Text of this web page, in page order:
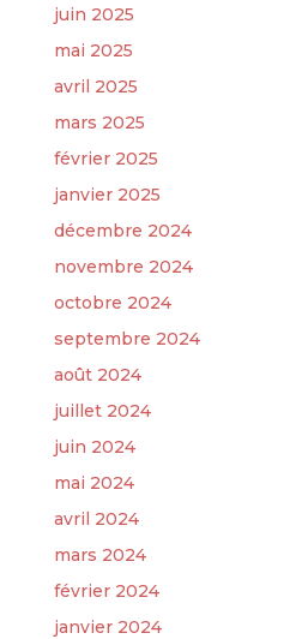
juin 2025
mai 2025
avril 2025
mars 2025
février 2025
janvier 2025
décembre 2024
novembre 2024
octobre 2024
septembre 2024
août 2024
juillet 2024
juin 2024
mai 2024
avril 2024
mars 2024
février 2024
janvier 2024